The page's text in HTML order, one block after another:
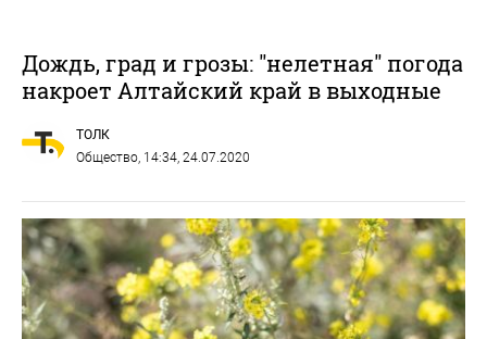
Дождь, град и грозы: "нелетная" погода
накроет Алтайский край в выходные
ТОЛК
Общество, 14:34, 24.07.2020